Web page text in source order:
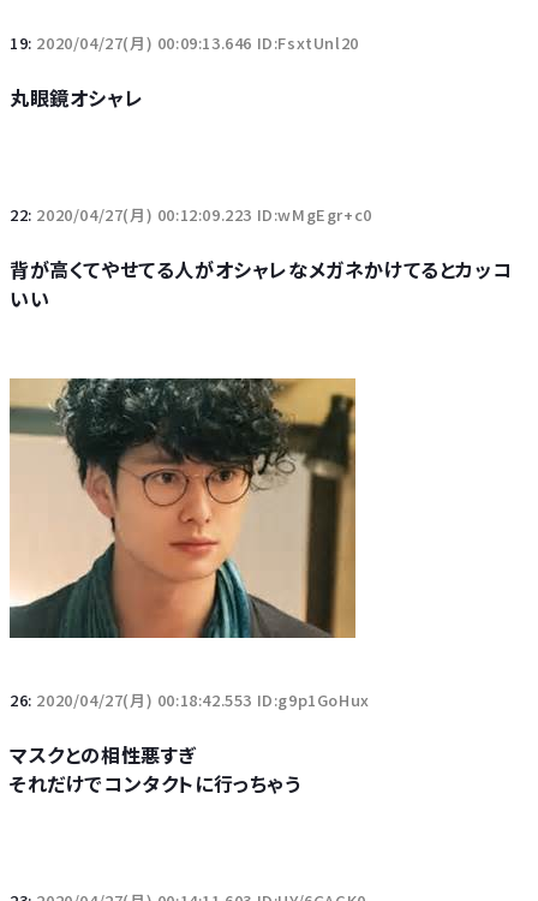
19: 2020/04/27(月) 00:09:13.646 ID:FsxtUnl20
丸眼鏡オシャレ
22: 2020/04/27(月) 00:12:09.223 ID:wMgEgr+c0
背が高くてやせてる人がオシャレなメガネかけてるとカッコ
いい
26: 2020/04/27(月) 00:18:42.553 ID:g9p1GoHux
マスクとの相性悪すぎ
それだけでコンタクトに行っちゃう